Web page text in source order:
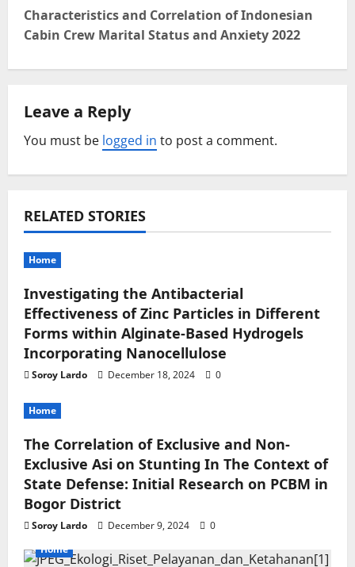
t
v
i
g
a
t
i
o
n
Characteristics and Correlation of Indonesian
Cabin Crew Marital Status and Anxiety 2022
Leave a Reply
You must be logged in to post a comment.
RELATED STORIES
Home
Investigating the Antibacterial
Effectiveness of Zinc Particles in Different
Forms within Alginate-Based Hydrogels
Incorporating Nanocellulose
Soroy Lardo December 18, 2024 0
Home
The Correlation of Exclusive and Non-
Exclusive Asi on Stunting In The Context of
State Defense: Initial Research on PCBM in
Bogor District
Soroy Lardo December 9, 2024
0
Home